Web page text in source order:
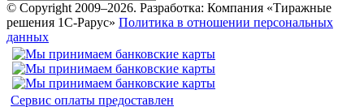
© Copyright 2009–2026. Разработка: Компания «Тиражные
решения 1С-Рарус» Политика в отношении персональных
данных
Сервис оплаты предоставлен